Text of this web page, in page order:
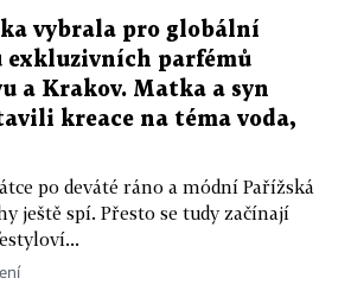
vybrala pro globální
exkluzivních parfémů
a Krakov. Matka a syn
kreace na téma voda,
po deváté ráno a módní Pařížská
ještě spí. Přesto se tudy začínají